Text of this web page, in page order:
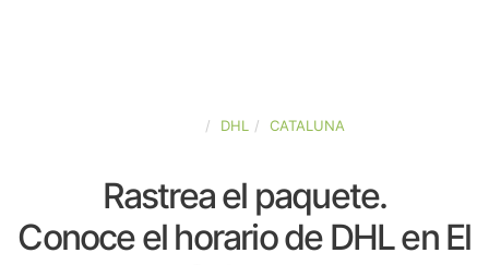
DHL CATALUNA
Rastrea el paquete.
Conoce el horario de DHL en El